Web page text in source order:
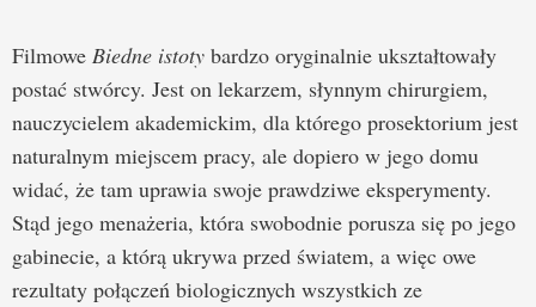
Filmowe Biedne istoty bardzo oryginalnie ukształtowały
postać stwórcy. Jest on lekarzem, słynnym chirurgiem,
nauczycielem akademickim, dla którego prosektorium jest
naturalnym miejscem pracy, ale dopiero w jego domu
widać, że tam uprawia swoje prawdziwe eksperymenty.
Stąd jego menażeria, która swobodnie porusza się po jego
gabinecie, a którą ukrywa przed światem, a więc owe
rezultaty połączeń biologicznych wszystkich ze